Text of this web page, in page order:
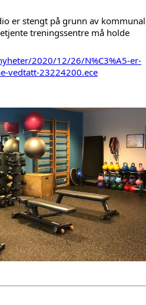
er stengt på grunn av
treningssentre må holde
2020/12/26/N%C3%A5-er-
vedtatt-23224200.ece